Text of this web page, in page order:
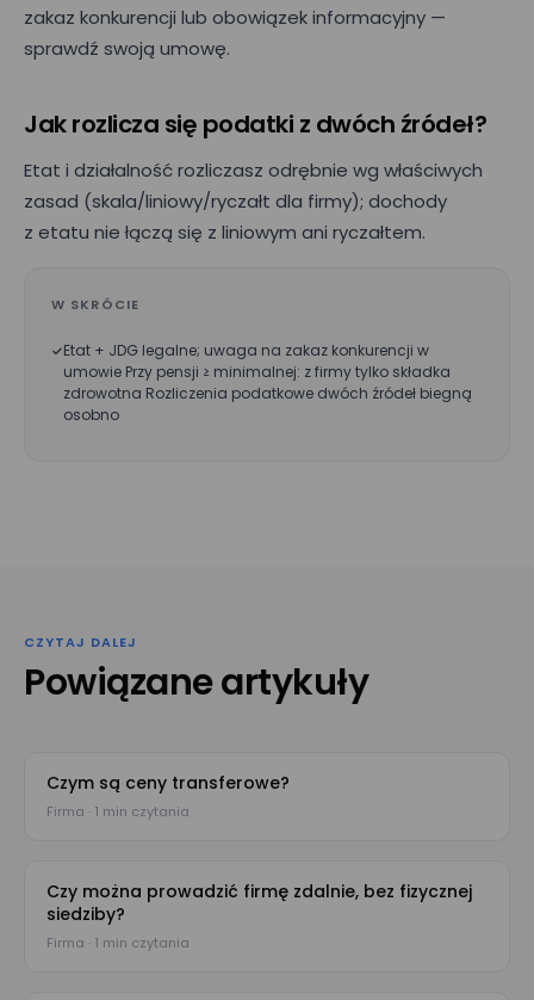
zakaz konkurencji lub obowiązek informacyjny —
sprawdź swoją umowę.
Jak rozlicza się podatki z dwóch źródeł?
Etat i działalność rozliczasz odrębnie wg właściwych
zasad (skala/liniowy/ryczałt dla firmy); dochody
z etatu nie łączą się z liniowym ani ryczałtem.
W SKRÓCIE
Etat + JDG legalne; uwaga na zakaz konkurencji w
umowie Przy pensji ≥ minimalnej: z firmy tylko składka
zdrowotna Rozliczenia podatkowe dwóch źródeł biegną
osobno
CZYTAJ DALEJ
Powiązane artykuły
Czym są ceny transferowe?
Firma · 1 min czytania
Czy można prowadzić firmę zdalnie, bez fizycznej
siedziby?
Firma · 1 min czytania